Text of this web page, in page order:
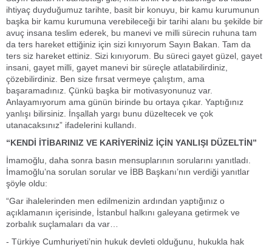
ihtiyaç duyduğumuz tarihte, basit bir konuyu, bir kamu kurumunun
başka bir kamu kurumuna verebileceği bir tarihi alanı bu şekilde bir
avuç insana teslim ederek, bu manevi ve milli sürecin ruhuna tam
da ters hareket ettiğiniz için sizi kınıyorum Sayın Bakan. Tam da
ters siz hareket ettiniz. Sizi kınıyorum. Bu süreci gayet güzel, gayet
insani, gayet milli, gayet manevi bir süreçle atlatabilirdiniz,
çözebilirdiniz. Ben size fırsat vermeye çalıştım, ama
başaramadınız. Çünkü başka bir motivasyonunuz var.
Anlayamıyorum ama günün birinde bu ortaya çıkar. Yaptığınız
yanlışı bilirsiniz. İnşallah yargı bunu düzeltecek ve çok
utanacaksınız” ifadelerini kullandı.
“KENDİ İTİBARINIZ VE KARİYERİNİZ İÇİN YANLIŞI DÜZELTİN”
İmamoğlu, daha sonra basın mensuplarının sorularını yanıtladı.
İmamoğlu’na sorulan sorular ve İBB Başkanı’nın verdiği yanıtlar
şöyle oldu:
“Gar ihalelerinden men edilmenizin ardından yaptığınız o
açıklamanın içerisinde, İstanbul halkını galeyana getirmek ve
zorbalık suçlamaları da var…
- Türkiye Cumhuriyeti’nin hukuk devleti olduğunu, hukukla hak